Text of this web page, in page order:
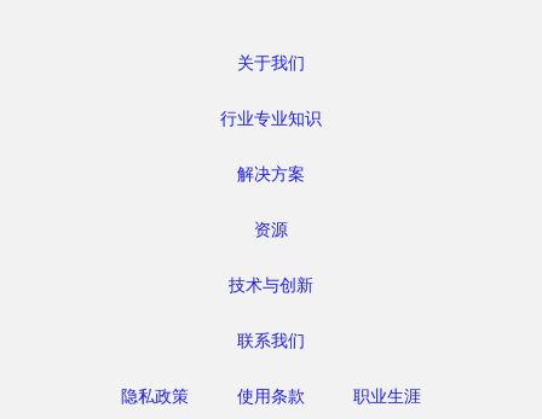
关于我们
行业专业知识
解决方案
资源
技术与创新
联系我们
隐私政策 使用条款 职业生涯